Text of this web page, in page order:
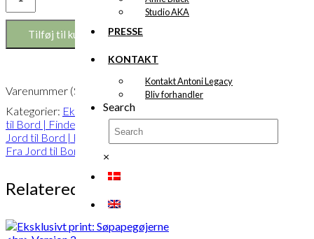
Studio AKA
PRESSE
KONTAKT
Kontakt Antoni Legacy
Bliv forhandler
Search
×
print:
Fra
antal
Tilføj til kurv
Varenummer (SKU):
POD-850
Kategorier: Eksklusive print
til Bord | Findes i 2 versioner,Fra
Jord til Bord | Findes i 2 versioner
Fra Jord til Bord | Version 1
Relaterede varer